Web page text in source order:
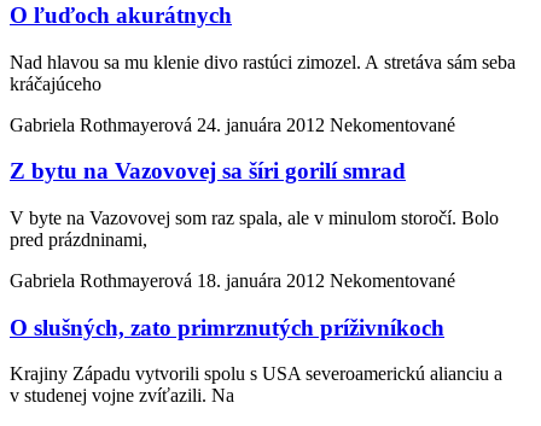
O ľuďoch akurátnych
Nad hlavou sa mu klenie divo rastúci zimozel. A stretáva sám seba
kráčajúceho
Gabriela Rothmayerová 24. januára 2012 Nekomentované
Z bytu na Vazovovej sa šíri gorilí smrad
V byte na Vazovovej som raz spala, ale v minulom storočí. Bolo
pred prázdninami,
Gabriela Rothmayerová 18. januára 2012 Nekomentované
O slušných, zato primrznutých príživníkoch
Krajiny Západu vytvorili spolu s USA severoamerickú alianciu a
v studenej vojne zvíťazili. Na